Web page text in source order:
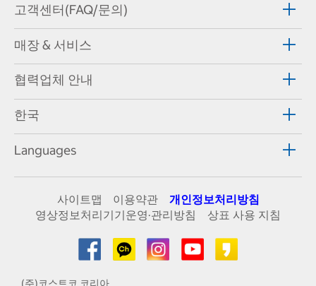
고객센터(FAQ/문의)
매장 & 서비스
협력업체 안내
한국
Languages
사이트맵 이용약관
개인정보처리방침
영상정보처리기기운영·관리방침
상표 사용 지침
(주)코스트코 코리아